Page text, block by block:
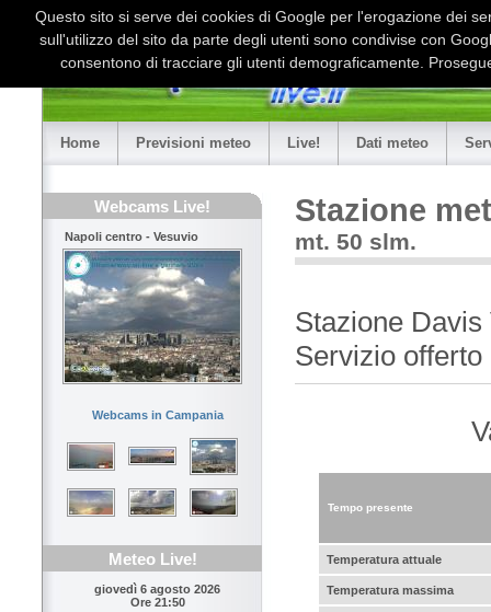
Home Previsioni meteo Live! Dati meteo
Webcams Live!
Napoli centro - Vesuvio
Webcams in Campania
Meteo Live!
giovedì 6 agosto 2026
Ore 21:50
Stazione
mt. 50 slm.
Stazione
Servizio
Tempo presente
Temperatura attuale
Temperatura massima
Questo sito si serve dei cookies di Google per l'erogazione dei
sull'utilizzo del sito da parte degli utenti sono condivise con
consentono di tracciare gli utenti demograficamente.